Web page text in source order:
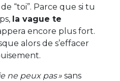
“toi”. Parce que si tu
la vague te
encore plus fort.
alors de s’effacer
ne peux pas » sans